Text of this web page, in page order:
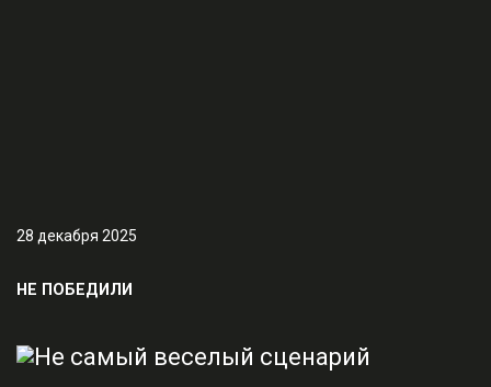
28 декабря 2025
НЕ ПОБЕДИЛИ